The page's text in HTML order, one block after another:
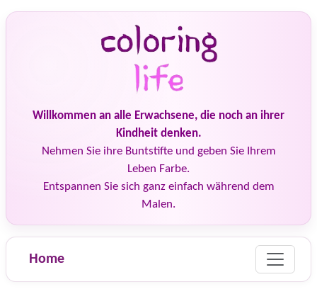
Willkommen an alle Erwachsene, die noch an ihrer
Kindheit denken.
Nehmen Sie ihre Buntstifte und geben Sie Ihrem
Leben Farbe.
Entspannen Sie sich ganz einfach während dem
Malen.
Home